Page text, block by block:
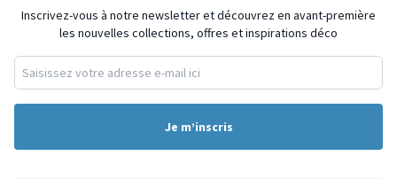
Inscrivez-vous à notre newsletter et découvrez en avant-première
les nouvelles collections, offres et inspirations déco
Je m’inscris